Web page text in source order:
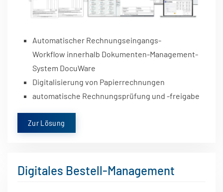
Automatischer Rechnungseingangs-
Workflow innerhalb Dokumenten-Management-
System DocuWare
Digitalisierung von Papierrechnungen
automatische Rechnungsprüfung und -freigabe
Zur Lösung
Digitales Bestell-Management